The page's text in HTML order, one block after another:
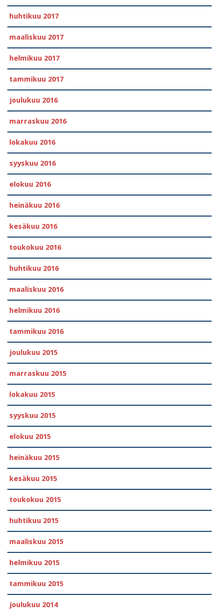
huhtikuu 2017
maaliskuu 2017
helmikuu 2017
tammikuu 2017
joulukuu 2016
marraskuu 2016
lokakuu 2016
syyskuu 2016
elokuu 2016
heinäkuu 2016
kesäkuu 2016
toukokuu 2016
huhtikuu 2016
maaliskuu 2016
helmikuu 2016
tammikuu 2016
joulukuu 2015
marraskuu 2015
lokakuu 2015
syyskuu 2015
elokuu 2015
heinäkuu 2015
kesäkuu 2015
toukokuu 2015
huhtikuu 2015
maaliskuu 2015
helmikuu 2015
tammikuu 2015
joulukuu 2014